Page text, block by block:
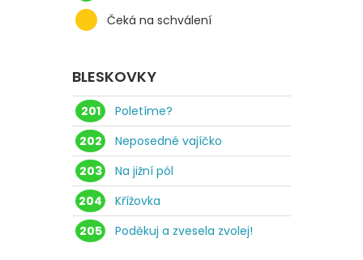
Čeká na schválení
BLESKOVKY
201
Poletíme?
202
Neposedné vajíčko
203
Na jižní pól
204
Křížovka
205
Poděkuj a zvesela zvolej!